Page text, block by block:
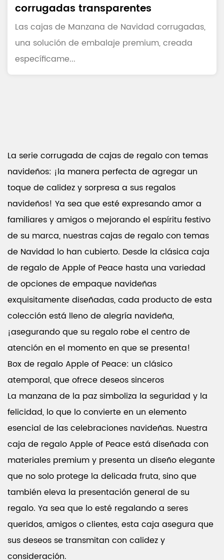
corrugadas transparentes
Las cajas de Manzana de Navidad corrugadas,
una solución de embalaje premium, creada
específicame...
La serie corrugada de cajas de regalo con temas
navideños: ¡la manera perfecta de agregar un
toque de calidez y sorpresa a sus regalos
navideños! Ya sea que esté expresando amor a
familiares y amigos o mejorando el espíritu festivo
de su marca, nuestras cajas de regalo con temas
de Navidad lo han cubierto. Desde la clásica caja
de regalo de Apple of Peace hasta una variedad
de opciones de empaque navideñas
exquisitamente diseñadas, cada producto de esta
colección está lleno de alegría navideña,
¡asegurando que su regalo robe el centro de
atención en el momento en que se presenta!
Box de regalo Apple of Peace: un clásico
atemporal, que ofrece deseos sinceros
La manzana de la paz simboliza la seguridad y la
felicidad, lo que lo convierte en un elemento
esencial de las celebraciones navideñas. Nuestra
caja de regalo Apple of Peace está diseñada con
materiales premium y presenta un diseño elegante
que no solo protege la delicada fruta, sino que
también eleva la presentación general de su
regalo. Ya sea que lo esté regalando a seres
queridos, amigos o clientes, esta caja asegura que
sus deseos se transmitan con calidez y
consideración.